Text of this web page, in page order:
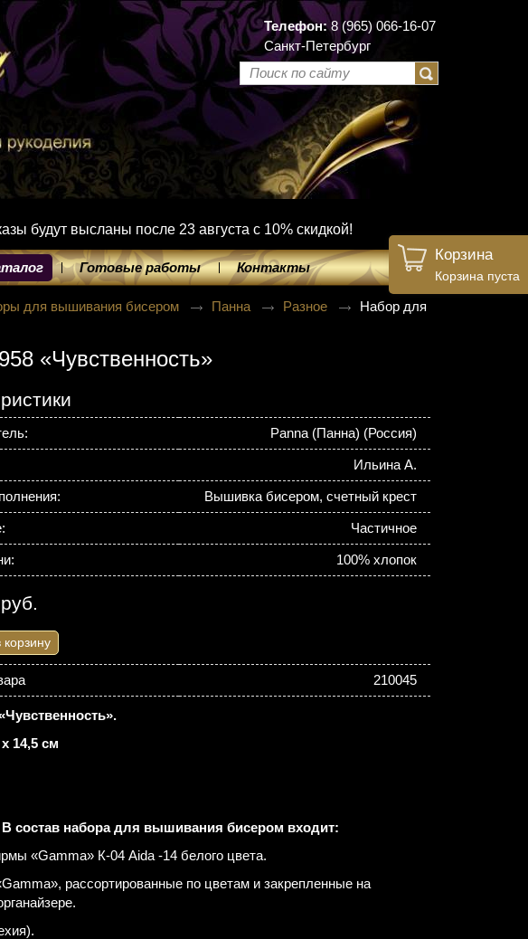
Телефон:8 (965) 066-16-07
Санкт-Петербург
будут высланы после 23 августа с 10% скидкой!
Готовые работы Контакты
Корзина
Корзина пуста
для вышивания бисером Панна Разное
Набор для
«Чувственность»
Panna (Панна) (Россия)
Ильина А.
Вышивка бисером, счетный крест
Частичное
100% хлопок
корзину
210045
14,5 см
В состав набора для вышивания бисером входит:
«Gamma» К-04 Aida -14 белого цвета.
рассортированные по цветам и закрепленные на